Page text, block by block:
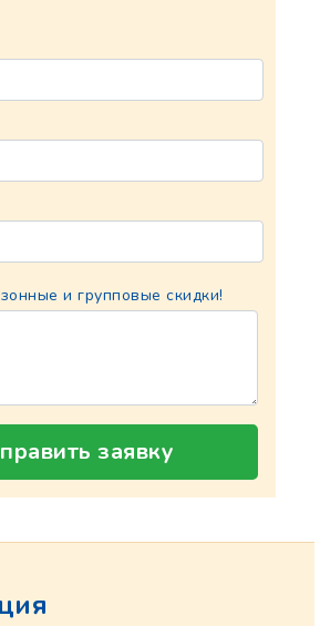
и групповые скидки!
заявку